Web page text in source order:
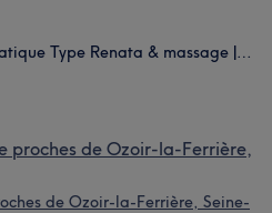
Alexandre | Drainage lymphatique Type Renata & massage | Lognes
proches de Ozoir-la-Ferrière,
de Ozoir-la-Ferrière, Seine-